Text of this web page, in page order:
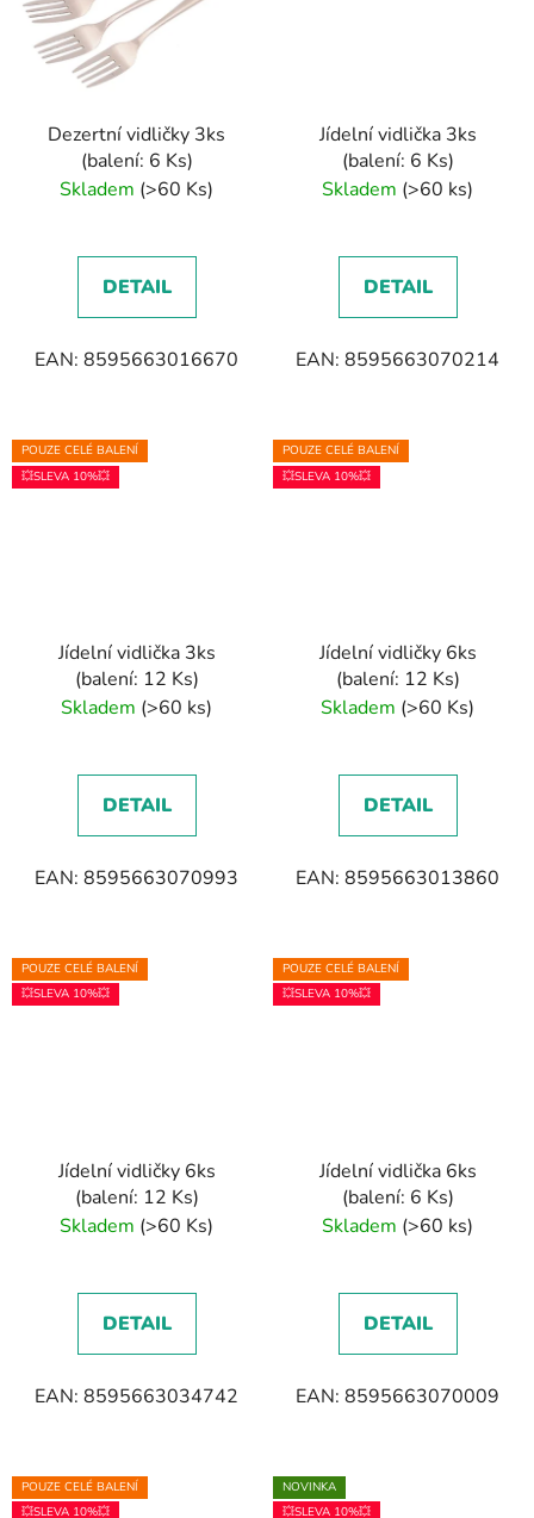
Dezertní vidličky 3ks
(balení: 6 Ks)
Skladem (>60 Ks)
DETAIL
EAN: 8595663016670
Jídelní vidlička 3ks
(balení: 6 Ks)
Skladem (>60 ks)
DETAIL
EAN: 8595663070214
POUZE CELÉ BALENÍ
💥SLEVA 10%💥
Jídelní vidlička 3ks
(balení: 12 Ks)
Skladem (>60 ks)
DETAIL
EAN: 8595663070993
POUZE CELÉ BALENÍ
💥SLEVA 10%💥
Jídelní vidličky 6ks
(balení: 12 Ks)
Skladem (>60 Ks)
DETAIL
EAN: 8595663013860
POUZE CELÉ BALENÍ
💥SLEVA 10%💥
Jídelní vidličky 6ks
(balení: 12 Ks)
Skladem (>60 Ks)
DETAIL
EAN: 8595663034742
POUZE CELÉ BALENÍ
💥SLEVA 10%💥
Jídelní vidlička 6ks
(balení: 6 Ks)
Skladem (>60 ks)
DETAIL
EAN: 8595663070009
POUZE CELÉ BALENÍ
💥SLEVA 10%💥
NOVINKA
💥SLEVA 10%💥